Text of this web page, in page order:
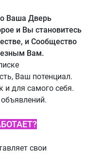
Ваша Дверь
и Вы становитесь
и Сообщество
Вам.
Ваш потенциал.
и для самого себя.
свои